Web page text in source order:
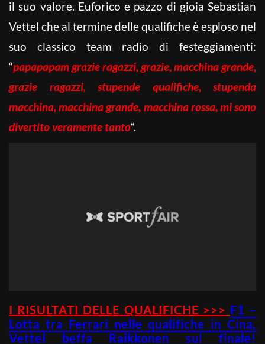
il suo valore. Euforico e pazzo di gioia Sebastian
Vettel che al termine delle qualifiche è esploso nel
suo classico team radio di festeggiamenti:
“papapapam grazie ragazzi, grazie, macchina grande,
grazie ragazzi, stupende qualifiche, stupenda
macchina, macchina grande, macchina rossa, mi sono
divertito veramente tanto“.
I RISULTATI DELLE QUALIFICHE >>> F1 –
Lotta tra Ferrari nelle qualifiche in Cina,
Vettel beffa Raikkonen sul finale!